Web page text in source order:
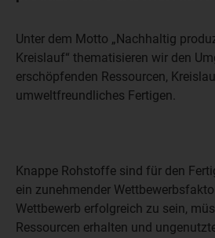
Unter dem Motto „Nachhaltig
Kreislauf“ thematisieren wir den
erschöpfenden Ressourcen,
umweltfreundliches Fertigen.
Knappe Rohstoffe sind für den
ein zunehmender
Wettbewerb erfolgreich zu sein,
Ressourcen erhalten und